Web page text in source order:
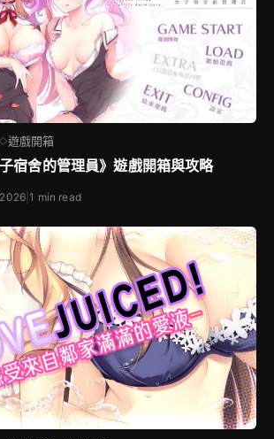
◇遊戲開箱
宿舍的管理員》遊戲開箱與攻略
|1 min read